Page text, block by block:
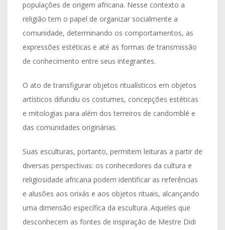
populações de origem africana. Nesse contexto a
religião tem o papel de organizar socialmente a
comunidade, determinando os comportamentos, as
expressões estéticas e até as formas de transmissão
de conhecimento entre seus integrantes.
O ato de transfigurar objetos ritualísticos em objetos
artísticos difundiu os costumes, concepções estéticas
e mitologias para além dos terreiros de candomblé e
das comunidades originárias.
Suas esculturas, portanto, permitem leituras a partir de
diversas perspectivas: os conhecedores da cultura e
religiosidade africana podem identificar as referências
e alusões aos orixás e aos objetos rituais, alcançando
uma dimensão específica da escultura. Aqueles que
desconhecem as fontes de inspiração de Mestre Didi